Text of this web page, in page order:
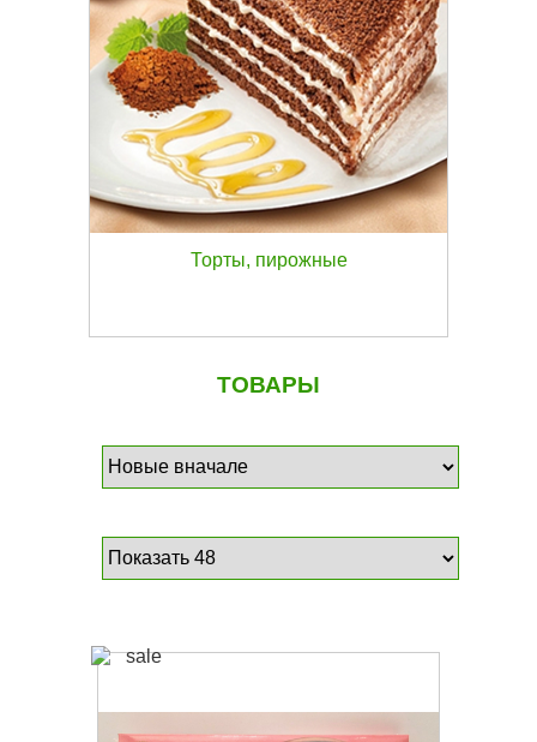
Торты, пирожные
ТОВАРЫ